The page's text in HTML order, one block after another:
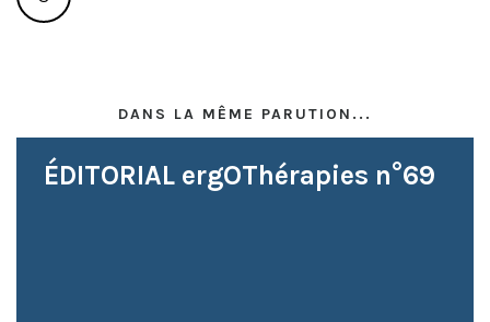
DANS LA MÊME PARUTION...
ÉDITORIAL ergOThérapies n°69